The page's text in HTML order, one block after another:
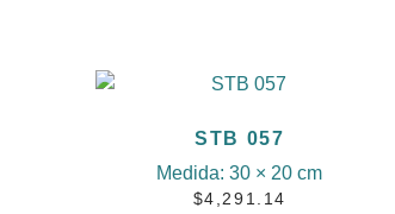
STB 057
Medida:30 × 20 cm
$4,291.14